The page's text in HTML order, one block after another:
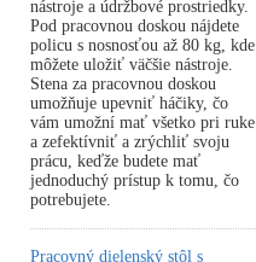
nástroje a údržbové prostriedky.
Pod pracovnou doskou nájdete
policu s nosnosťou až 80 kg, kde
môžete uložiť väčšie nástroje.
Stena za pracovnou doskou
umožňuje upevniť háčiky, čo
vám umožní mať všetko pri ruke
a zefektívniť a zrýchliť svoju
prácu, keďže budete mať
jednoduchý prístup k tomu, čo
potrebujete.
Pracovný dielenský stôl s